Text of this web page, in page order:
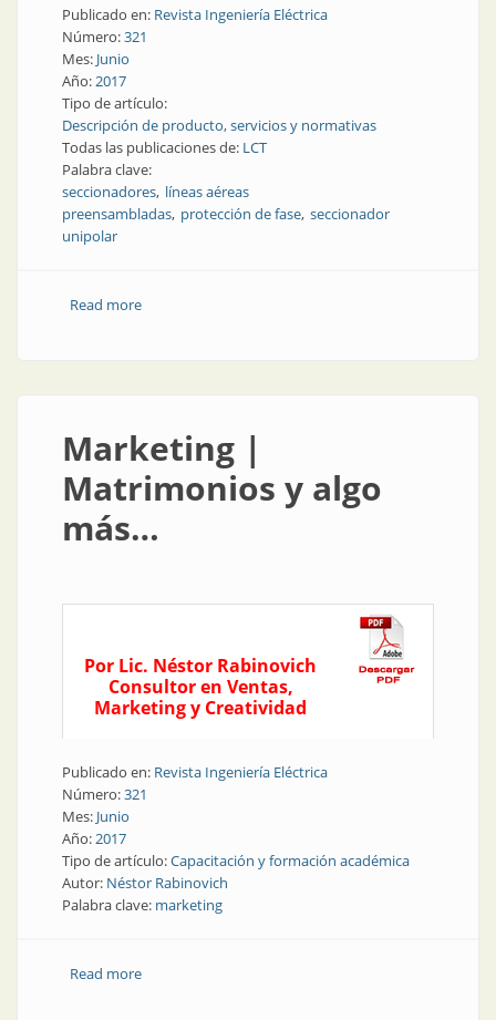
Publicado en: Revista Ingeniería Eléctrica
Número:321
Mes: Junio
Año:2017
Tipo de artículo:
Descripción de producto, servicios y normativas
Todas las publicaciones de: LCT
Palabra clave:
seccionadores líneas aéreas
preensambladas protección de fase seccionador
unipolar
Read moreabout Protección de fase | Seccionador para líneas
Marketing |
Matrimonios y algo
más…
Por Lic. Néstor Rabinovich
Consultor en Ventas,
Marketing y Creatividad
Publicado en: Revista Ingeniería Eléctrica
Número:321
Mes: Junio
Año:2017
Tipo de artículo:Capacitación y formación académica
Autor: Néstor Rabinovich
Palabra clave: marketing
Read moreabout Marketing | Matrimonios y algo más…